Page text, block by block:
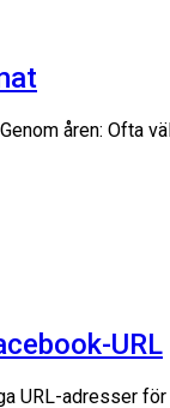
åren: Ofta
URL
URL-adresser